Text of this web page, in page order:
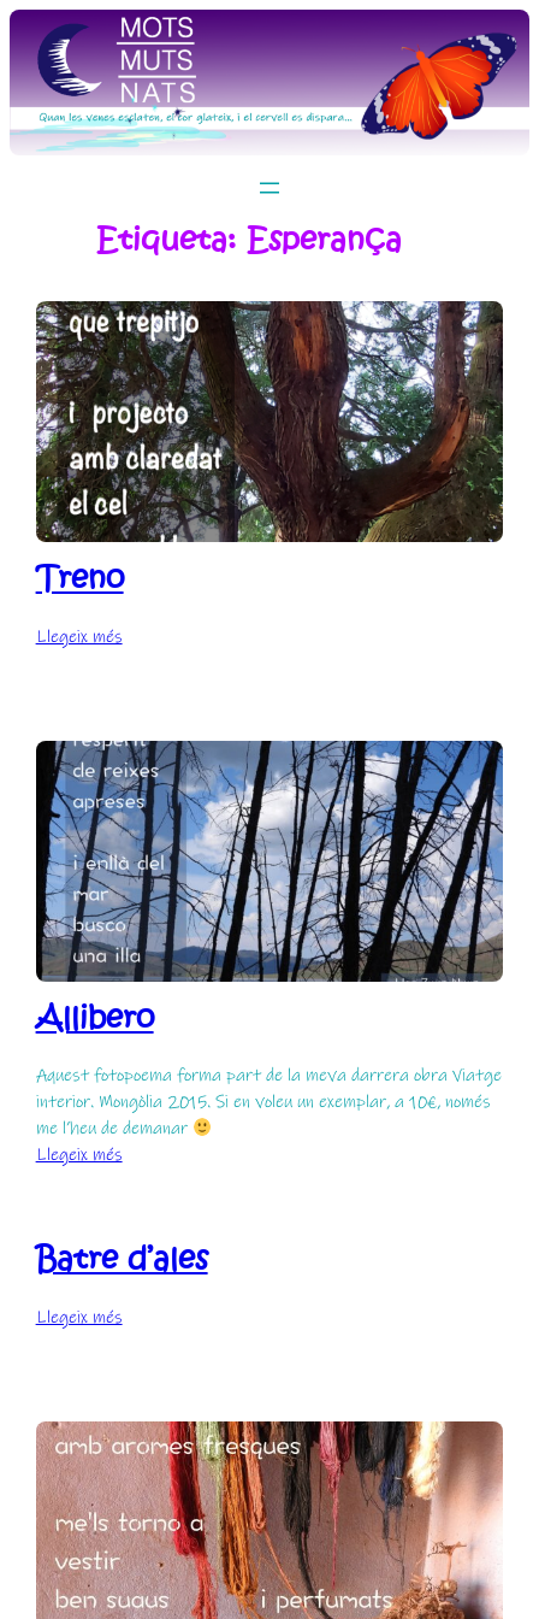
Vés
al
contingut
Etiqueta: Esperança
Treno
Llegeix més:
Allibero
Aquest fotopoema forma part de la meva darrera obra Viatge
interior. Mongòlia 2015. Si en voleu un exemplar, a 10€, només
me l’heu de demanar
Llegeix més:
Batre d’ales
Llegeix més: